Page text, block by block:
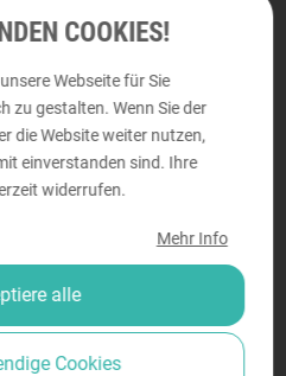
9:00 bis 18:00
COOKIES!
Webseite für Sie
zu gestalten. Wenn Sie der
die Website weiter nutzen,
einverstanden sind. Ihre
widerrufen.
Mehr Info
alle
Cookies